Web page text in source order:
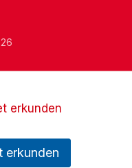
erkunden